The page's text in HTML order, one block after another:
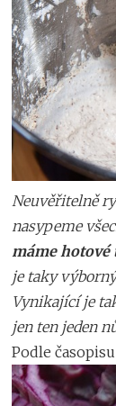
Neuvěřitelně
nasypeme
máme hotové
je taky
Vynikající je
jen ten jeden
Podle